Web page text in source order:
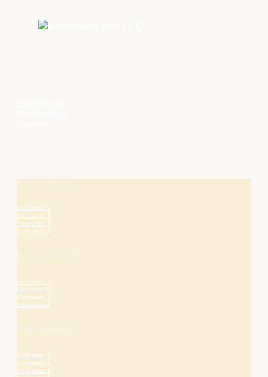
AKTIV & NATUR
Unterseite 1
Unterseite 2
Unterseite 3
Unterseite 4
Unterseite 1
Unterseite 2
Unterseite 3
Unterseite 4
Unterseite 1
Unterseite 2
Unterseite 3